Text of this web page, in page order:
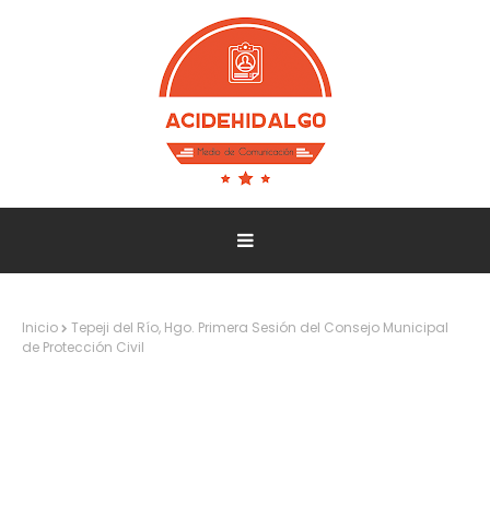
Inicio
Tepeji del Río, Hgo. Primera Sesión del Consejo Municipal
de Protección Civil